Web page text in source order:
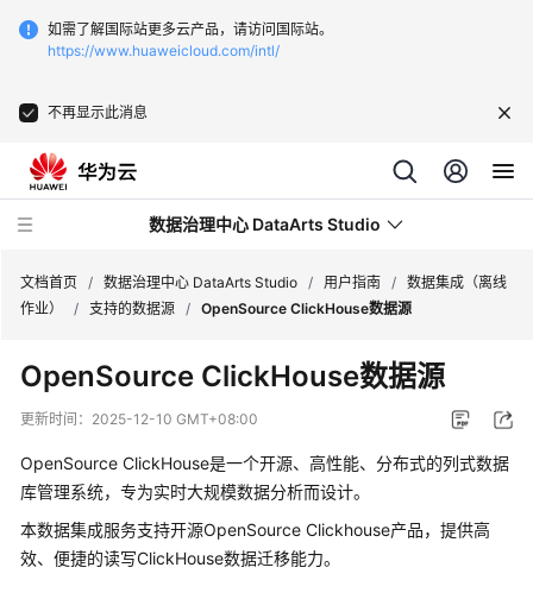
如需了解国际站更多云产品，请访问国际站。
https://www.huaweicloud.com/intl/
不再显示此消息
数据治理中心 DataArts Studio
新
动
服
公
告
文档首页 / 数据治理中心 DataArts Studio / 用户指南 / 数据集成（离线
作业）
/ 支持的数据源 / OpenSource ClickHouse数据源
OpenSource ClickHouse数据源
更新时间： 2025-12-10 GMT+08:00
OpenSource ClickHouse是一个开源、高性能、分布式的列式数据
库管理系统，专为实时大规模数据分析而设计。
本数据集成服务支持开源OpenSource Clickhouse产品，提供高
效、便捷的读写ClickHouse数据迁移能力。